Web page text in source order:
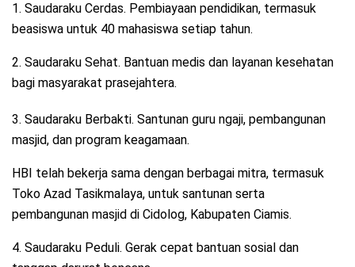
1. Saudaraku Cerdas. Pembiayaan pendidikan, termasuk
beasiswa untuk 40 mahasiswa setiap tahun.
2. Saudaraku Sehat. Bantuan medis dan layanan kesehatan
bagi masyarakat prasejahtera.
3. Saudaraku Berbakti. Santunan guru ngaji, pembangunan
masjid, dan program keagamaan.
HBI telah bekerja sama dengan berbagai mitra, termasuk
Toko Azad Tasikmalaya, untuk santunan serta
pembangunan masjid di Cidolog, Kabupaten Ciamis.
4. Saudaraku Peduli. Gerak cepat bantuan sosial dan